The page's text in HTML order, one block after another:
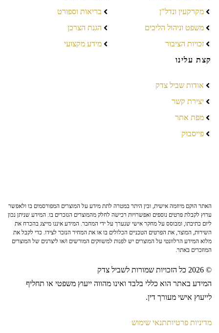
מקרקעין ונדל"ן
משפט וניהול הליכים
זכויות הציבור
בריאות וספורט
הגנת הצרכן
מידע מקצועי
קצת עלינו
אודות שביל צדק
יצירת קשר
מפת אתר
פייסבוק
האתר הוקם מיוזמה אישית, ובין היתר במטרה לתת מידע על המוצרים המפורסמים בו ולאפשר
ערוץ לקבלת פרטים נוספים ואפשרויות רכישה לחלק מהמוצרים הנזכרים בו. המידע שניתן נכון
ליום כתיבתו, ומבוסס על מחקר אישי שנערך על ידי המחבר. המידע איננו מייצג בהכרח את
השירות, המוצר, את הפרטים הטכניים הכלולים בו או את המחיר הנזכר לצידו. כדי לקבל את
מלוא המידע הרלוונטי על המוצרים יש לפנות למשווקים המורשים ו/או ליצרנים של המוצרים
המוזכרים באתר.
© 2026 כל הזכויות שמורות לשביל צדק
המידע באתר הוא כללי בלבד ואינו מהווה ייעוץ משפטי או תחליף
לייעוץ אישי מעורך דין.
מדיניות פרטיותתנאי שימוש